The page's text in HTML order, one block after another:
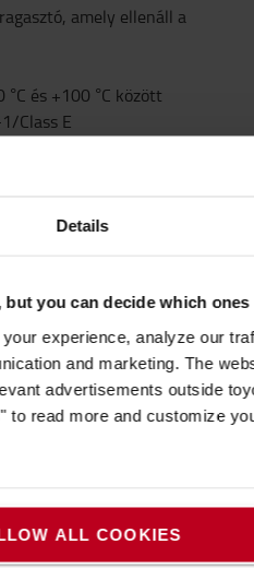
Details
you can decide which ones
experience, analyze our
and marketing. The
advertisements outside
to read more and customize
ALL COOKIES
amely ellenáll a
és +100 °C között
Class E
a kapcsolatot